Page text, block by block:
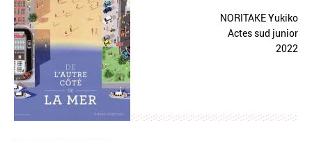
NORITAKE Yukiko
Actes sud junior
2022